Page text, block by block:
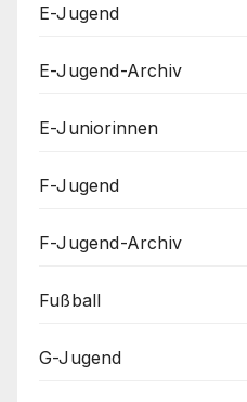
E-Jugend
E-Jugend-Archiv
E-Juniorinnen
F-Jugend
F-Jugend-Archiv
Fußball
G-Jugend